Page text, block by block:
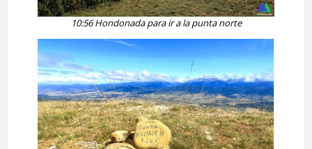
10:56 Hondonada para ir a la punta norte